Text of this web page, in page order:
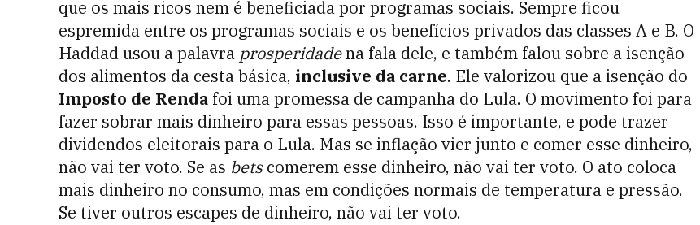
que os mais ricos nem é beneficiada por programas sociais. Sempre ficou
espremida entre os programas sociais e os benefícios privados das classes A e B. O
Haddad usou a palavra prosperidadena fala dele, e também falou sobre a isenção
dos alimentos da cesta básica, inclusive da carne. Ele valorizou que a isenção do
Imposto de Renda foi uma promessa de campanha do Lula. O movimento foi para
fazer sobrar mais dinheiro para essas pessoas. Isso é importante, e pode trazer
dividendos eleitorais para o Lula. Mas se inflação vier junto e comer esse dinheiro,
não vai ter voto. Se as betscomerem esse dinheiro, não vai ter voto. O ato coloca
mais dinheiro no consumo, mas em condições normais de temperatura e pressão.
Se tiver outros escapes de dinheiro, não vai ter voto.